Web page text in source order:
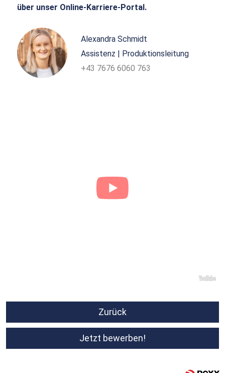
über unser Online-Karriere-Portal.
Alexandra Schmidt
Assistenz | Produktionsleitung
+43 7676 6060 763
Zurück
Jetzt bewerben!